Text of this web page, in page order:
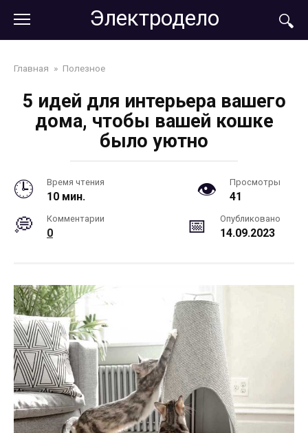
контенту
Электродело
Главная » Полезное
5 идей для интерьера вашего
дома, чтобы вашей кошке
было уютно
Время чтения
10 мин.
Просмотры
41
Комментарии
0
Опубликовано
14.09.2023